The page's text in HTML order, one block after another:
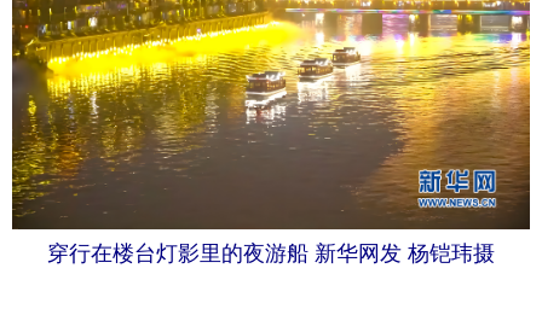
穿行在楼台灯影里的夜游船 新华网发 杨铠玮摄